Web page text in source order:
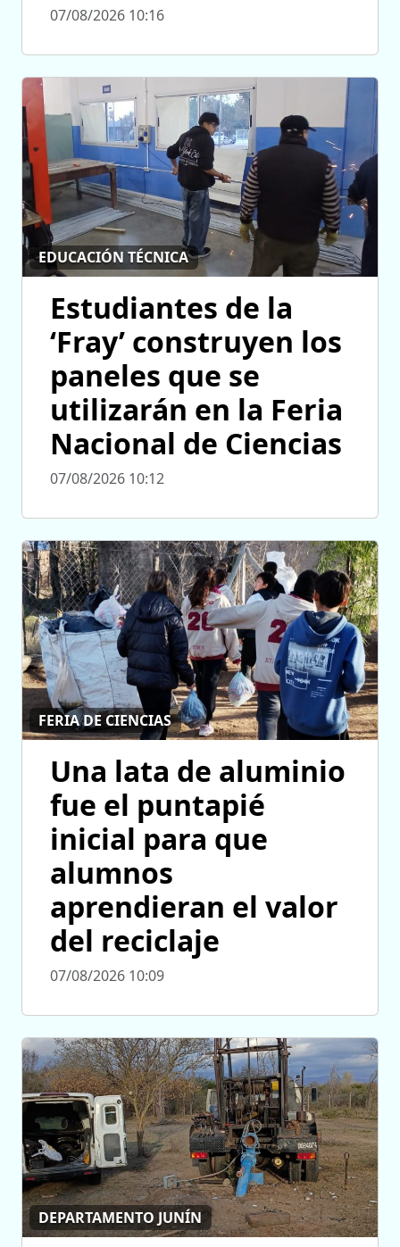
07/08/2026 10:16
EDUCACIÓN TÉCNICA
Estudiantes de la
‘Fray’ construyen los
paneles que se
utilizarán en la Feria
Nacional de Ciencias
07/08/2026 10:12
FERIA DE CIENCIAS
Una lata de aluminio
fue el puntapié
inicial para que
alumnos
aprendieran el valor
del reciclaje
07/08/2026 10:09
DEPARTAMENTO JUNÍN